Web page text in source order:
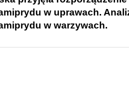
w uprawach.
w warzywach.